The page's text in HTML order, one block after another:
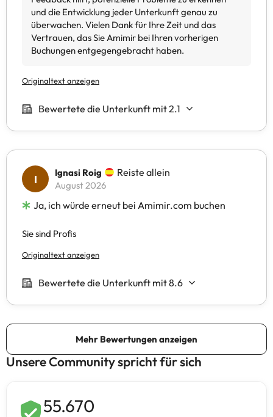
Unsere Community spricht für sich
55.670